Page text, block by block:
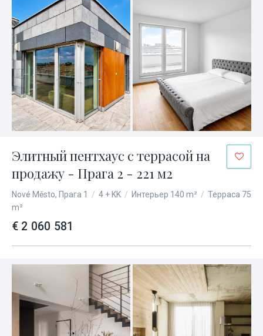
Элитный пентхаус с террасой на
продажу - Прага 2 - 221 м2
Nové Město, Прага 1 / 4 + KK / Интерьер 140 m² / Терраса 75
m²
€ 2 060 581